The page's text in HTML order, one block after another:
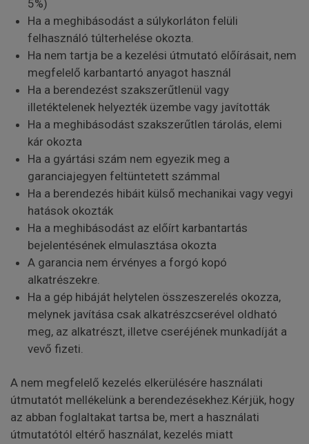
5%)
Ha a meghibásodást a súlykorláton felüli
felhasználó túlterhelése okozta.
Ha nem tartja be a kezelési útmutató előírásait, nem
megfelelő karbantartó anyagot használ
Ha a berendezést szakszerűtlenül vagy
illetéktelenek helyezték üzembe vagy javították
Ha a meghibásodást szakszerűtlen tárolás, elemi
kár okozta
Ha a gyártási szám nem egyezik meg a
garanciajegyen feltüntetett számmal
Ha a berendezés hibáit külső mechanikai vagy vegyi
hatások okozták
Ha a meghibásodást az előírt karbantartás
bejelentésének elmulasztása okozta
A garancia nem érvényes a forgó kopó
alkatrészekre.
Ha a gép hibáját helytelen összeszerelés okozza,
melynek javítása csak alkatrészcserével oldható
meg, az alkatrészt, illetve cseréjének munkadíját a
vevő fizeti.
A nem megfelelő kezelés elkerülésére használati
útmutatót mellékelünk a berendezésekhez.Kérjük, hogy
az abban foglaltakat tartsa be, mert a használati
útmutatótól eltérő használat, kezelés miatt